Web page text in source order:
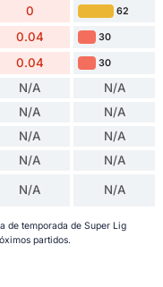
0 62
0.04 30
0.04 30
N/A N/A
N/A N/A
N/A N/A
N/A N/A
N/A N/A
de temporada de Super Lig
partidos.